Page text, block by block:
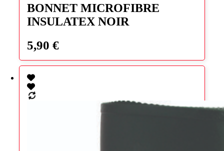
BONNET MICROFIBRE
INSULATEX NOIR
5,90 €